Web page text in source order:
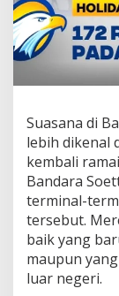
Suasana di
lebih dikenal
kembali
Bandara
terminal-
tersebut.
baik yang
maupun
luar negeri.